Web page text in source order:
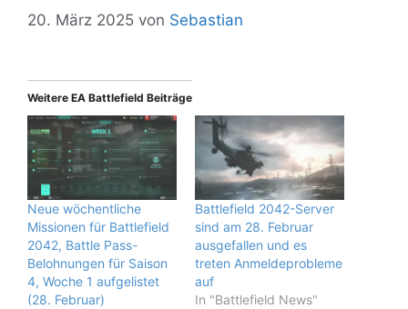
20. März 2025 von Sebastian
Weitere EA Battlefield Beiträge
Neue wöchentliche
Missionen für Battlefield
2042, Battle Pass-
Belohnungen für Saison
4, Woche 1 aufgelistet
(28. Februar)
Battlefield 2042-Server
sind am 28. Februar
ausgefallen und es
treten Anmeldeprobleme
auf
In "Battlefield News"